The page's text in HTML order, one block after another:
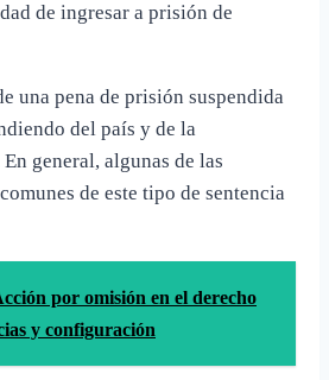
de ingresar a prisión de
una pena de prisión suspendida
del país y de la
general, algunas de las
de este tipo de sentencia
por omisión en el derecho
y configuración